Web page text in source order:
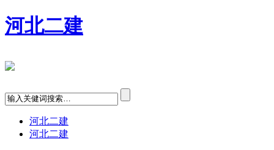
河北二建
河北二建
河北二建